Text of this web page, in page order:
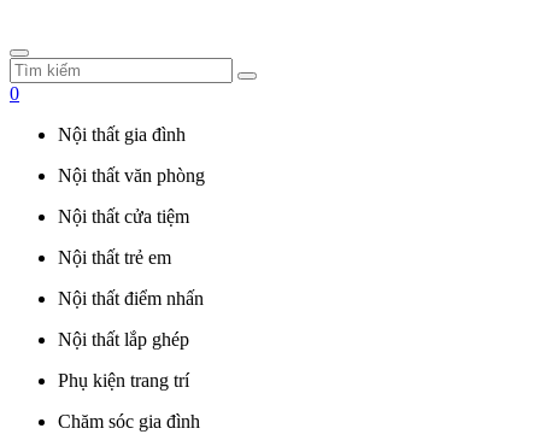
0
Nội thất gia đình
Nội thất văn phòng
Nội thất cửa tiệm
Nội thất trẻ em
Nội thất điểm nhấn
Nội thất lắp ghép
Phụ kiện trang trí
Chăm sóc gia đình